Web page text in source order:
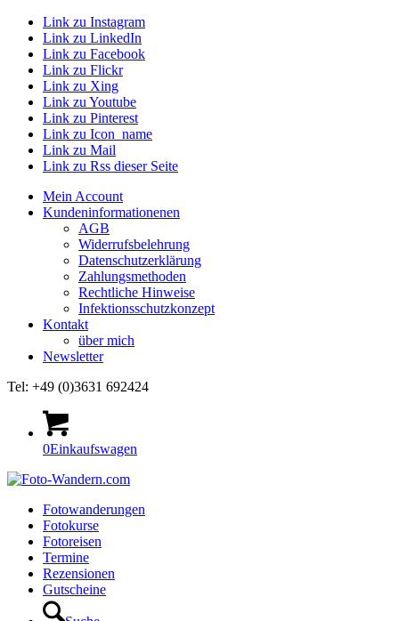
Link zu Instagram
Link zu LinkedIn
Link zu Facebook
Link zu Flickr
Link zu Xing
Link zu Youtube
Link zu Pinterest
Link zu Icon_name
Link zu Mail
Link zu Rss dieser Seite
Mein Account
Kundeninformationenen
AGB
Widerrufsbelehrung
Datenschutzerklärung
Zahlungsmethoden
Rechtliche Hinweise
Infektionsschutzkonzept
Kontakt
über mich
Newsletter
Tel: +49 (0)3631 692424
0Einkaufswagen
Fotowanderungen
Fotokurse
Fotoreisen
Termine
Rezensionen
Gutscheine